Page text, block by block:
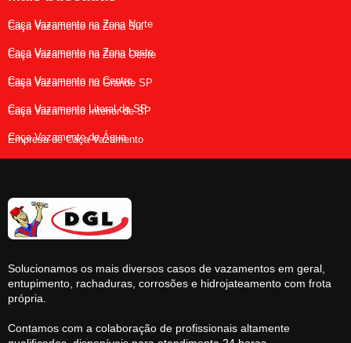
Caça Vazamento na Zona Norte
Caça Vazamento na Zona Sul
Caça Vazamento na Zona Leste
Caça Vazamento na Zona Oeste
Caça Vazamento no Centro
Caça Vazamento na Grande SP
Caça Vazamento Litoral de SP
Caça Vazamento Interior de SP
Caça Vazamento de Água
Empresa de Caça Vazamento
Solucionamos os mais diversos casos de vazamentos em geral,
entupimento, rachaduras, corrosões e hidrojateamento com frota
própria.
Contamos com a colaboração de profissionais altamente